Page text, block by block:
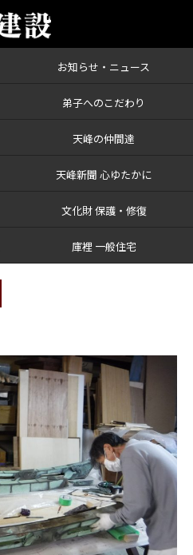
お知らせ・ニュース
弟子へのこだわり
天峰の仲間達
天峰新聞 心ゆたかに
文化財 保護・修復
庫裡 一般住宅